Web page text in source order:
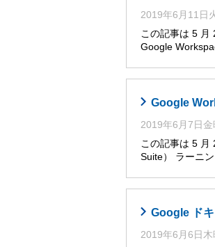
2019年6月11日
この記事は 5 月
Google
Google
2019年6月7日金
この記事は 5 月
Suite） ラーニ
Google ド
2019年6月6日木